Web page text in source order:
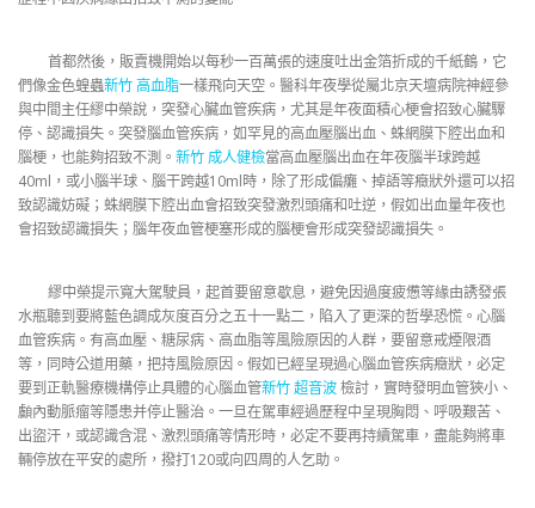
首都然後，販賣機開始以每秒一百萬張的速度吐出金箔折成的千紙鶴，它
們像金色蝗蟲新竹 高血脂一樣飛向天空。醫科年夜學從屬北京天壇病院神經參
與中間主任繆中榮說，突發心臟血管疾病，尤其是年夜面積心梗會招致心臟驟
停、認識損失。突發腦血管疾病，如罕見的高血壓腦出血、蛛網膜下腔出血和
腦梗，也能夠招致不測。 新竹 成人健檢當高血壓腦出血在年夜腦半球跨越
40ml，或小腦半球、腦干跨越10ml時，除了形成偏癱、掉語等癥狀外還可以招
致認識妨礙；蛛網膜下腔出血會招致突發激烈頭痛和吐逆，假如出血量年夜也
會招致認識損失；腦年夜血管梗塞形成的腦梗會形成突發認識損失。
繆中榮提示寬大駕駛員，起首要留意歇息，避免因過度疲憊等緣由誘發張
水瓶聽到要將藍色調成灰度百分之五十一點二，陷入了更深的哲學恐慌。心腦
血管疾病。有高血壓、糖尿病、高血脂等風險原因的人群，要留意戒煙限酒
等，同時公道用藥，把持風險原因。假如已經呈現過心腦血管疾病癥狀，必定
要到正軌醫療機構停止具體的心腦血管新竹 超音波檢討，實時發明血管狹小、
顱內動脈瘤等隱患并停止醫治。一旦在駕車經過歷程中呈現胸悶、呼吸艱苦、
出盜汗，或認識含混、激烈頭痛等情形時，必定不要再持續駕車，盡能夠將車
輛停放在平安的處所，撥打120或向四周的人乞助。